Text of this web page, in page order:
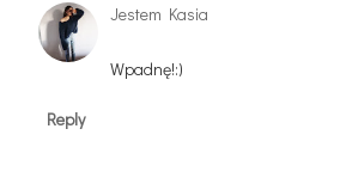
Jestem Kasia
Wpadnę!:)
Reply